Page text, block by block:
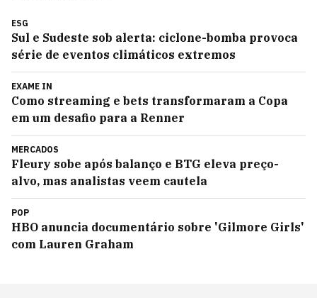
ESG
Sul e Sudeste sob alerta: ciclone-bomba provoca
série de eventos climáticos extremos
EXAME IN
Como streaming e bets transformaram a Copa
em um desafio para a Renner
MERCADOS
Fleury sobe após balanço e BTG eleva preço-
alvo, mas analistas veem cautela
POP
HBO anuncia documentário sobre 'Gilmore Girls'
com Lauren Graham